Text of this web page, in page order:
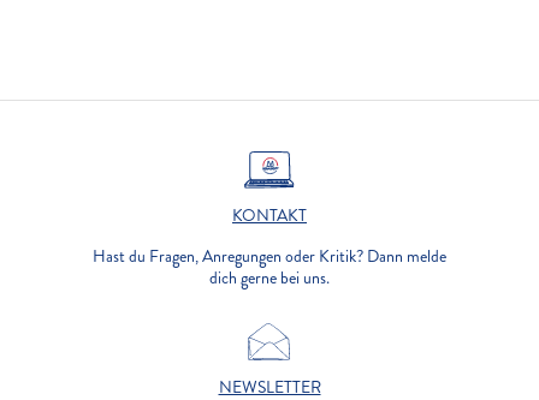
KONTAKT
Hast du Fragen, Anregungen oder Kritik? Dann melde
dich gerne bei uns.
NEWSLETTER